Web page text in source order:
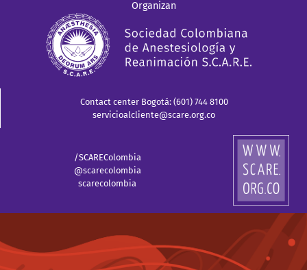
Organizan
Contact center Bogotá: (601) 744 8100
servicioalcliente@scare.org.co
/SCAREColombia
@scarecolombia
scarecolombia